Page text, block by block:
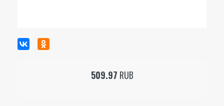
509.97 RUB